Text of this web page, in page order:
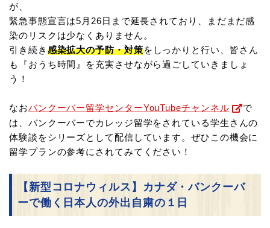
が、
緊急事態宣言は5月26日まで延長されており、まだまだ感
染のリスクは少なくありません。
引き続き 感染拡大の予防・対策をしっかりと行い、皆さん
も『おうち時間』を充実させながら過ごしていきましょ
う！
なおバンクーバー留学センターYouTubeチャンネル
で
は、バンクーバーでカレッジ留学をされている学生さんの
体験談をシリーズとして配信しています。ぜひこの機会に
留学プランの参考にされてみてください！
【新型コロナウィルス】カナダ・バンクーバ
ーで働く日本人の外出自粛の１日